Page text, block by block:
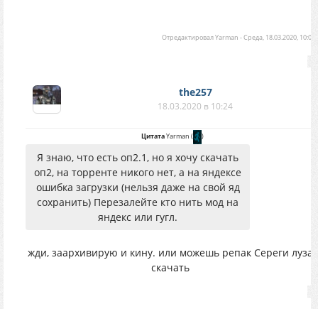
ОтредактировалYarman -Среда, 18.03.2020, 10:00
the257
18.03.2020 в 10:24
ЦитатаYarman ( )
Я знаю, что есть оп2.1, но я хочу скачать
оп2, на торренте никого нет, а на яндексе
ошибка загрузки (нельзя даже на свой яд
сохранить) Перезалейте кто нить мод на
яндекс или гугл.
жди, заархивирую и кину. или можешь репак Сереги луза
скачать